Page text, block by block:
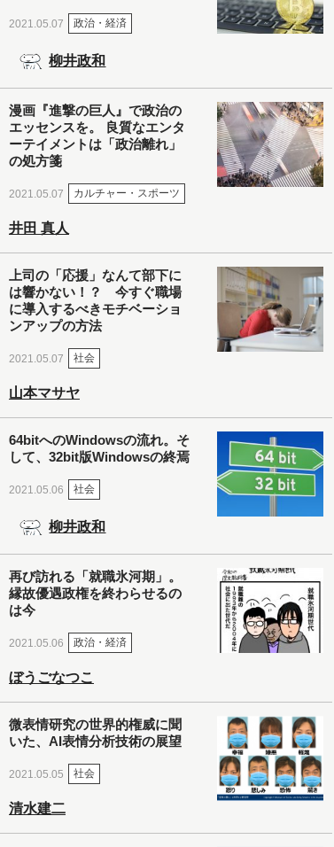
2021.05.07 政治・経済
柳井政和
漫画『進撃の巨人』で政治の
エッセンスを。 良質なエンタ
ーテイメントは「政治離れ」
の処方箋
2021.05.07 カルチャー・スポーツ
井田 真人
上司の「応援」なんて部下に
は響かない！？ 今すぐ職場
に導入するべきモチベーショ
ンアップの方法
2021.05.07 社会
山本マサヤ
64bitへのWindowsの流れ。そ
して、32bit版Windowsの終焉
2021.05.06 社会
柳井政和
再び訪れる「就職氷河期」。
縁故優遇政権を終わらせるの
は今
2021.05.06 政治・経済
ぼうごなつこ
微表情研究の世界的権威に聞
いた、AI表情分析技術の展望
2021.05.05 社会
清水建二